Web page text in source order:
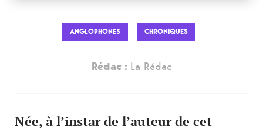
ANGLOPHONES CHRONIQUES
Rédac : La Rédac
Née, à l’instar de l’auteur de cet